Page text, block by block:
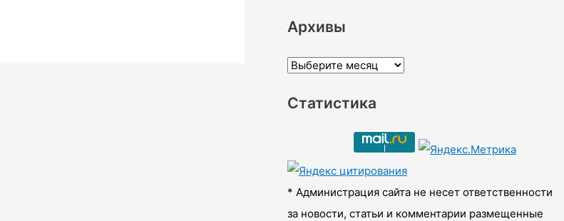
Архивы
А
х
ы
Статистика
* Администрация сайта не несет ответственности
за новости, статьи и комментарии размещенные